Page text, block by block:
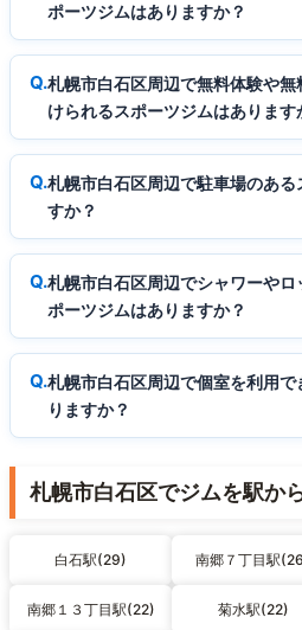
ポーツジムはありますか？
札幌市白石区周辺で無料体験や
けられるスポーツジムはあります
札幌市白石区周辺で駐車場のある
すか？
札幌市白石区周辺でシャワーや
ポーツジムはありますか？
札幌市白石区周辺で個室を利用
りますか？
札幌市白石区でジムを駅か
白石駅(29) 南郷７丁目駅
南郷１３丁目駅(22) 菊水駅(22)